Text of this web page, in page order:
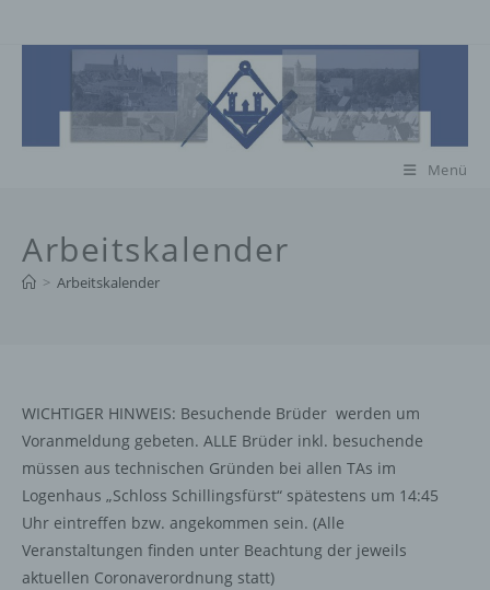
Inhalt
Menü
Arbeitskalender
> Arbeitskalender
WICHTIGER HINWEIS: Besuchende Brüder werden um
Voranmeldung gebeten. ALLE Brüder inkl. besuchende
müssen aus technischen Gründen bei allen TAs im
Logenhaus „Schloss Schillingsfürst“ spätestens um 14:45
Uhr eintreffen bzw. angekommen sein. (Alle
Veranstaltungen finden unter Beachtung der jeweils
aktuellen Coronaverordnung statt)